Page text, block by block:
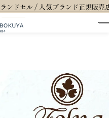
送料無料 (※一部商品を除きます)